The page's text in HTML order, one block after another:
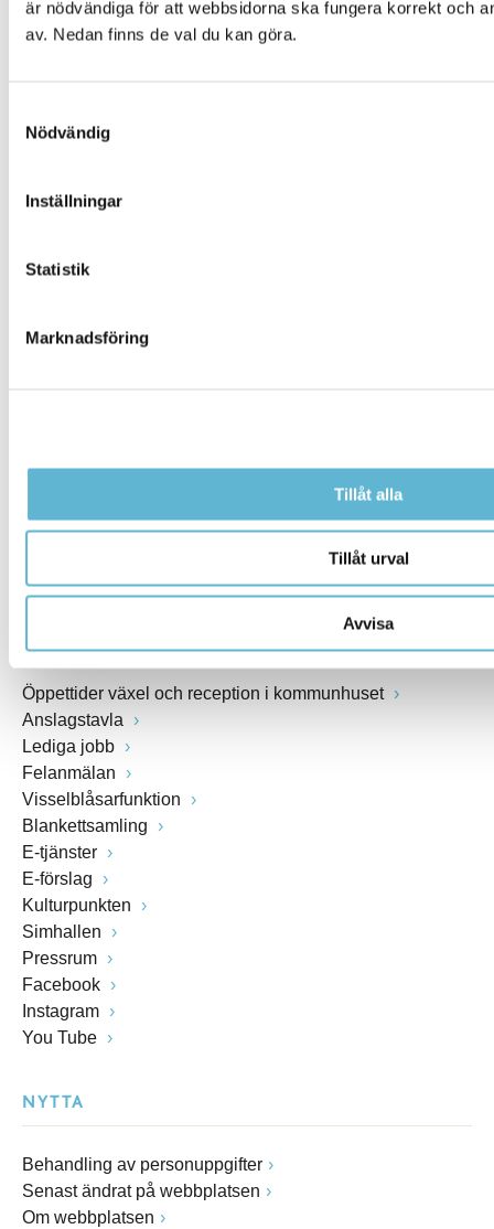
är nödvändiga för att webbsidorna ska fungera korrekt och
av. Nedan finns de val du kan göra.
Nödvändig
Inställningar
Statistik
Marknadsföring
Tillåt alla
Tillåt urval
Avvisa
KONTAKT
Besöksadress
Postadress
Fax: 0456-82 22 00
Öppettider växel och reception i kommunhuset
Anslagstavla
Lediga jobb
Felanmälan
Visselblåsarfunktion
Blankettsamling
E-tjänster
E-förslag
Kulturpunkten
Simhallen
Pressrum
Facebook
Instagram
You Tube
NYTTA
Behandling av personuppgifter
Senast ändrat på webbplatsen
Om webbplatsen